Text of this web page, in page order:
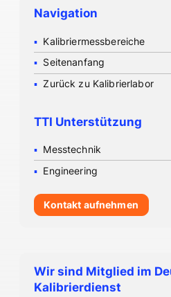
Navigation
Kalibriermessbereiche
Seitenanfang
Zurück zu Kalibrierlabor
TTI Unterstützung
Messtechnik
Engineering
Kontakt aufnehmen
Wir sind Mitglied im
Kalibrierdienst